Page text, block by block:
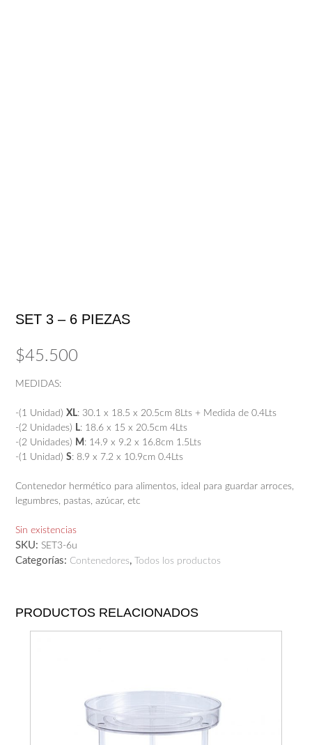
SET 3 – 6 PIEZAS
$45.500
MEDIDAS:
-(1 Unidad) XL: 30.1 x 18.5 x 20.5cm 8Lts + Medida de 0.4Lts
-(2 Unidades) L: 18.6 x 15 x 20.5cm 4Lts
-(2 Unidades) M : 14.9 x 9.2 x 16.8cm 1.5Lts
-(1 Unidad) S: 8.9 x 7.2 x 10.9cm 0.4Lts
Contenedor hermético para alimentos, ideal para guardar arroces,
legumbres, pastas, azúcar, etc
Sin existencias
SKU: SET3-6u
Categorías: Contenedores, Todos los productos
PRODUCTOS RELACIONADOS